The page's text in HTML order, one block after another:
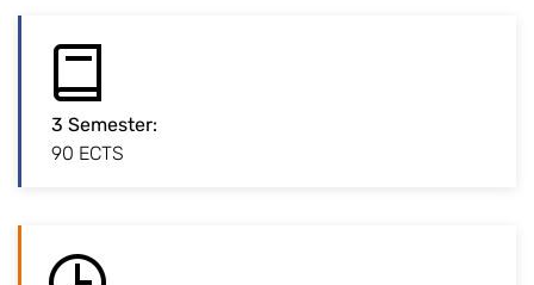
3 Semester:
90 ECTS